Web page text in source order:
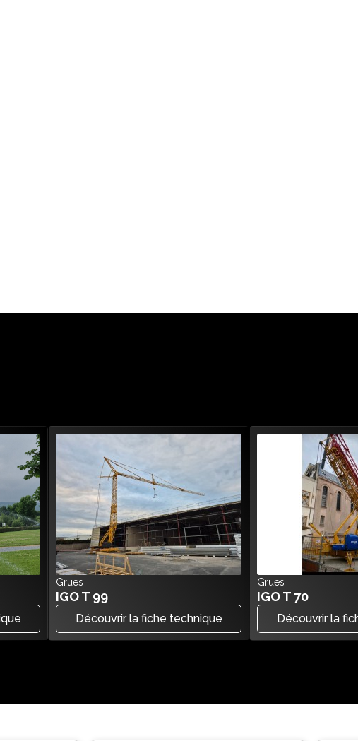
Grues
IGO T 99
Découvrir la fiche technique
Grues
IGO T 70
Découvrir la